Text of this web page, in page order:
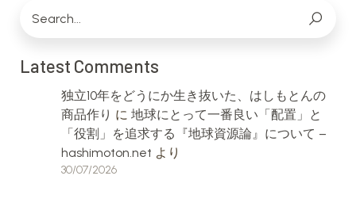
Latest Comments
独立10年をどうにか生き抜いた、はしもとんの
商品作り に 地球にとって一番良い「配置」と
「役割」を追求する『地球資源論』について –
hashimoton.net より
30/07/2026